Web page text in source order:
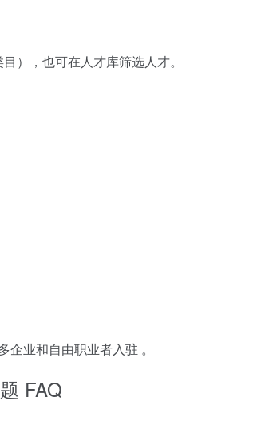
），也可在人才库筛选人才。​
业和自由职业者入驻 。​
FAQ​